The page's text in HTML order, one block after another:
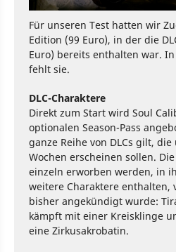
Für unseren Test hatten wir
Edition (99 Euro), in der die
Euro) bereits enthalten war.
fehlt sie.
DLC-Charaktere
Direkt zum Start wird Soul
optionalen Season-Pass
ganze Reihe von DLCs gilt,
Wochen erscheinen sollen.
einzeln erworben werden, in
weitere Charaktere enthalten,
bisher angekündigt wurde:
kämpft mit einer Kreisklinge
eine Zirkusakrobatin.